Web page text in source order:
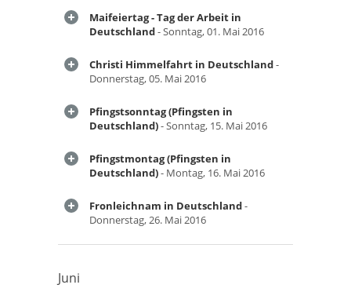
Maifeiertag - Tag der Arbeit in
Deutschland- Sonntag, 01. Mai 2016
Christi Himmelfahrt in Deutschland-
Donnerstag, 05. Mai 2016
Pfingstsonntag (Pfingsten in
Deutschland)- Sonntag, 15. Mai 2016
Pfingstmontag (Pfingsten in
Deutschland)- Montag, 16. Mai 2016
Fronleichnam in Deutschland-
Donnerstag, 26. Mai 2016
Juni